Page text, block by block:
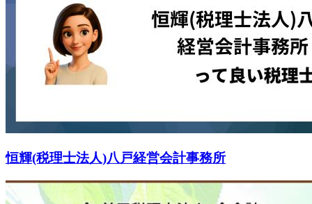
恒輝(税理士法人)八戸経営会計事務所